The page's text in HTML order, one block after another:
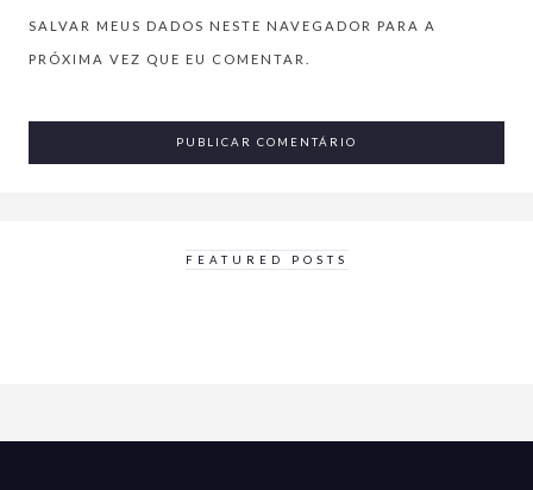
SALVAR MEUS DADOS NESTE NAVEGADOR PARA A
PRÓXIMA VEZ QUE EU COMENTAR.
FEATURED POSTS